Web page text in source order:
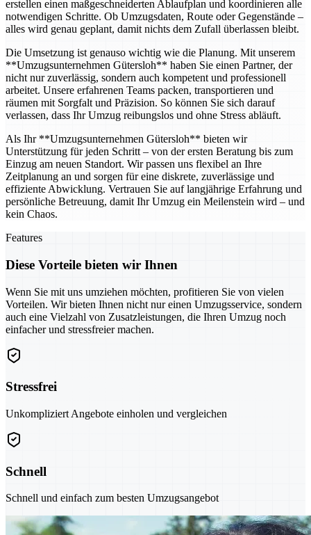
erstellen einen maßgeschneiderten Ablaufplan und koordinieren alle
notwendigen Schritte. Ob Umzugsdaten, Route oder Gegenstände –
alles wird genau geplant, damit nichts dem Zufall überlassen bleibt.
Die Umsetzung ist genauso wichtig wie die Planung. Mit unserem
**Umzugsunternehmen Gütersloh** haben Sie einen Partner, der
nicht nur zuverlässig, sondern auch kompetent und professionell
arbeitet. Unsere erfahrenen Teams packen, transportieren und
räumen mit Sorgfalt und Präzision. So können Sie sich darauf
verlassen, dass Ihr Umzug reibungslos und ohne Stress abläuft.
Als Ihr **Umzugsunternehmen Gütersloh** bieten wir
Unterstützung für jeden Schritt – von der ersten Beratung bis zum
Einzug am neuen Standort. Wir passen uns flexibel an Ihre
Zeitplanung an und sorgen für eine diskrete, zuverlässige und
effiziente Abwicklung. Vertrauen Sie auf langjährige Erfahrung und
persönliche Betreuung, damit Ihr Umzug ein Meilenstein wird – und
kein Chaos.
Features
Diese Vorteile bieten wir Ihnen
Wenn Sie mit uns umziehen möchten, profitieren Sie von vielen
Vorteilen. Wir bieten Ihnen nicht nur einen Umzugsservice, sondern
auch eine Vielzahl von Zusatzleistungen, die Ihren Umzug noch
einfacher und stressfreier machen.
Stressfrei
Unkompliziert Angebote einholen und vergleichen
Schnell
Schnell und einfach zum besten Umzugsangebot